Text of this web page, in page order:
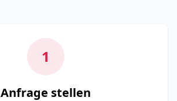
1
Anfrage stellen